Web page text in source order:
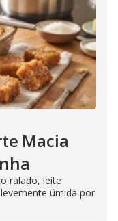
Macia
ralado, leite
úmida por